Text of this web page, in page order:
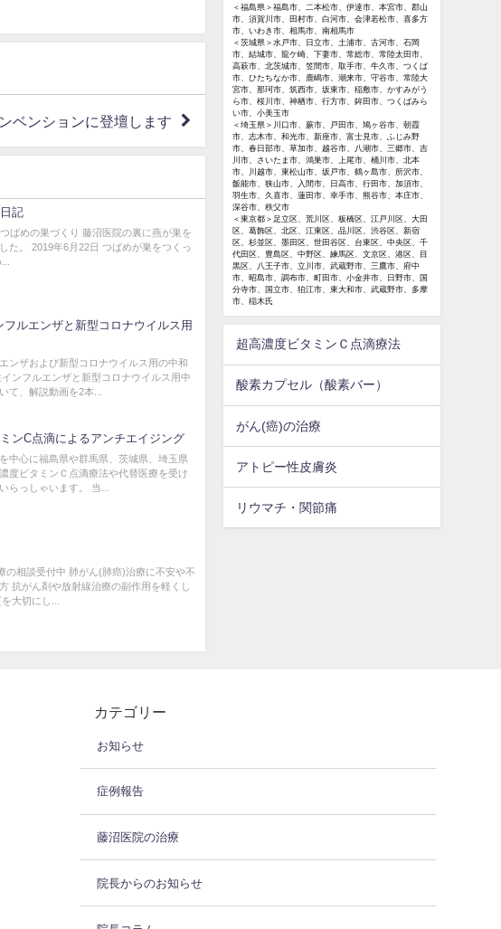
ベンションに登壇します
記
ばめの巣づくり 藤沼医院の裏に燕が巣を
た。 2019年6月22日 つばめが巣をつくっ
フルエンザと新型コロナウイルス用
ンザおよび新型コロナウイルス用の中和
ンフルエンザと新型コロナウイルス用中
て、解説動画を2本...
ンC点滴によるアンチエイジング
中心に福島県や群馬県、茨城県、埼玉県
度ビタミンＣ点滴療法や代替医療を受け
らっしゃいます。 当...
の相談受付中 肺がん(肺癌)治療に不安や不
抗がん剤や放射線治療の副作用を軽くし
大切にし...
＜福島県＞福島市、二本松市、伊達市、本宮市、郡山
市、須賀川市、田村市、白河市、会津若松市、喜多方
市、いわき市、相馬市、南相馬市
＜茨城県＞水戸市、日立市、土浦市、古河市、石岡
市、結城市、龍ケ崎、下妻市、常総市、常陸太田市、
高萩市、北茨城市、笠間市、取手市、牛久市、つくば
市、ひたちなか市、鹿嶋市、潮来市、守谷市、常陸大
宮市、那珂市、筑西市、坂東市、稲敷市、かすみがう
ら市、桜川市、神栖市、行方市、鉾田市、つくばみら
い市、小美玉市
＜埼玉県＞川口市、蕨市、戸田市、鳩ヶ谷市、朝霞
市、志木市、和光市、新座市、富士見市、ふじみ野
市、春日部市、草加市、越谷市、八潮市、三郷市、吉
川市、さいたま市、鴻巣市、上尾市、桶川市、北本
市、川越市、東松山市、坂戸市、鶴ヶ島市、所沢市、
飯能市、狭山市、入間市、日高市、行田市、加須市、
羽生市、久喜市、蓮田市、幸手市、熊谷市、本庄市、
深谷市、秩父市
＜東京都＞足立区、荒川区、板橋区、江戸川区、大田
区、葛飾区、北区、江東区、品川区、渋谷区、新宿
区、杉並区、墨田区、世田谷区、台東区、中央区、千
代田区、豊島区、中野区、練馬区、文京区、港区、目
黒区、八王子市、立川市、武蔵野市、三鷹市、府中
市、昭島市、調布市、町田市、小金井市、日野市、国
分寺市、国立市、狛江市、東大和市、武蔵野市、多摩
市、稲木氏
超高濃度ビタミンＣ点滴療法
酸素カプセル（酸素バー）
がん(癌)の治療
アトピー性皮膚炎
リウマチ・関節痛
カテゴリー
お知らせ
症例報告
藤沼医院の治療
院長からのお知らせ